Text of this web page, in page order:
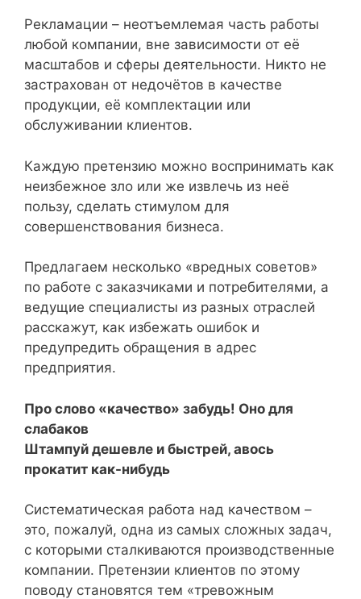
Рекламации – неотъемлемая часть работы
любой компании, вне зависимости от её
масштабов и сферы деятельности. Никто не
застрахован от недочётов в качестве
продукции, её комплектации или
обслуживании клиентов.
Каждую претензию можно воспринимать как
неизбежное зло или же извлечь из неё
пользу, сделать стимулом для
совершенствования бизнеса.
Предлагаем несколько «вредных советов»
по работе с заказчиками и потребителями, а
ведущие специалисты из разных отраслей
расскажут, как избежать ошибок и
предупредить обращения в адрес
предприятия.
Про слово «качество» забудь! Оно для
слабаков
Штампуй дешевле и быстрей, авось
прокатит как-нибудь
Систематическая работа над качеством –
это, пожалуй, одна из самых сложных задач,
с которыми сталкиваются производственные
компании. Претензии клиентов по этому
поводу становятся тем «тревожным